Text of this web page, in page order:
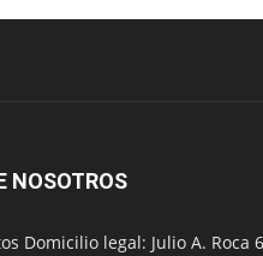
NOSOTROS
Domicilio legal: Julio A. Roca